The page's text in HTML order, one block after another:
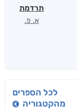
תרדמת
א. פ.
לכל הספרים
מהקטגוריה